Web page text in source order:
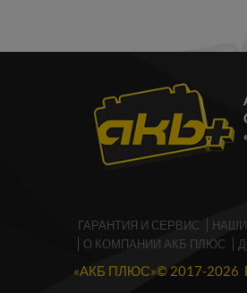
ГАРАНТИЯ И СЕРВИС
О КОМПАНИИ АКБ ПЛЮС
«АКБ ПЛЮС»© 2017-2026